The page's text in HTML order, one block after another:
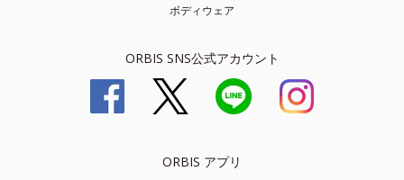
ボディウェア
ORBIS SNS公式アカウント
ORBIS アプリ